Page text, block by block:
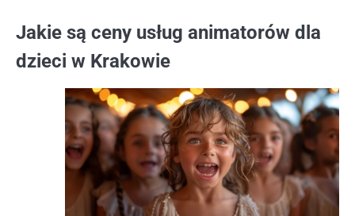
Jakie są ceny usług animatorów dla
dzieci w Krakowie